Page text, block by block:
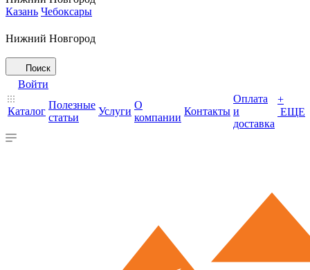
Казань Чебоксары
Нижний Новгород
Поиск
Войти
Каталог
Полезные
статьи
Услуги
О
компании
Контакты
Оплата
и
доставка
+
ЕЩЕ